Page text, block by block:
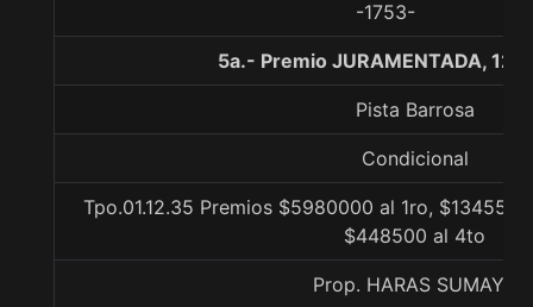
-1753-
5a.- Premio JURAMENTADA,
Pista Barrosa
Condicional
Tpo.01.12.35 Premios $5980000 al 1ro,
$448500 al 4to
Prop. HARAS SUMAYA